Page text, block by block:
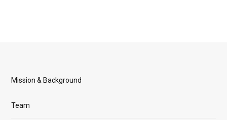
Mission & Background
Team